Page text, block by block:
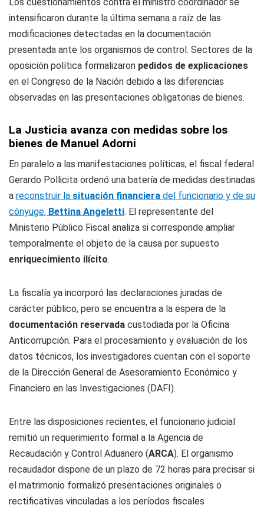
intensificaron durante la última semana a raíz de las
modificaciones detectadas en la documentación
presentada ante los organismos de control. Sectores de la
oposición política formalizaron pedidos de explicaciones
en el Congreso de la Nación debido a las diferencias
observadas en las presentaciones obligatorias de bienes.
La Justicia avanza con medidas sobre los
bienes de Manuel Adorni
En paralelo a las manifestaciones políticas, el fiscal federal
Gerardo Pollicita ordenó una batería de medidas destinadas
a reconstruir la situación financiera del funcionario y de su
cónyuge, Bettina Angeletti. El representante del
Ministerio Público Fiscal analiza si corresponde ampliar
temporalmente el objeto de la causa por supuesto
enriquecimiento ilícito.
La fiscalía ya incorporó las declaraciones juradas de
carácter público, pero se encuentra a la espera de la
documentación reservada custodiada por la Oficina
Anticorrupción. Para el procesamiento y evaluación de los
datos técnicos, los investigadores cuentan con el soporte
de la Dirección General de Asesoramiento Económico y
Financiero en las Investigaciones (DAFI).
Entre las disposiciones recientes, el funcionario judicial
remitió un requerimiento formal a la Agencia de
Recaudación y Control Aduanero (ARCA). El organismo
recaudador dispone de un plazo de 72 horas para precisar si
el matrimonio formalizó presentaciones originales o
rectificativas vinculadas a los períodos fiscales